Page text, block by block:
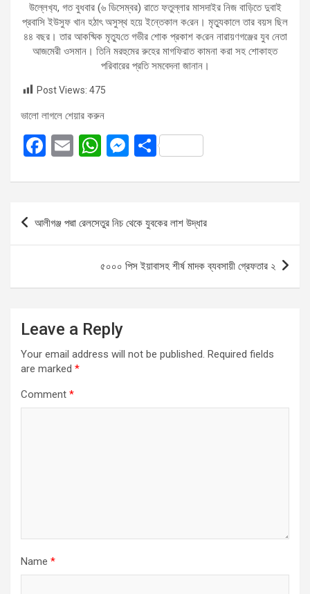
উল্লেখ‌্য, গত বুধবার (৬ ডিসেম্বর) রাতে ফতুল্লার মাসদাইর নিজ বাড়িতে দুবাই
প্রবাসি ইউসুফ খান হঠাৎ অসুস্থ হয়ে ইন্তেকাল ক‌রেন। মৃত্যুকালে তার বয়স ছিল
৪৪ বছর। তার আক‌ষ্মিক মৃত‌্যু‌তে গভীর শোক প্রকাশ ক‌রেন নারায়ণগঞ্জের যুব নেতা
আজমেরী ওসমান। তি‌নি মরহুমের রুহের মাগফিরাত কামনা করা সহ শোকাহত
পরিবারের প্রতি সমবেদনা জানান।
Post Views: 475
ভালো লাগলে শেয়ার করুন
F
ce
b
o
E
ail
W
at
A
p
M
se
g
er
S
ar
Post
আলীগঞ্জ পদ্মা রেলসেতুর নিচ থেকে যুবকের লাশ উদ্ধার
৫০০০ পিস ইয়াবাসহ শীর্ষ মাদক ব্যবসায়ী গ্রেফতার ২
Leave a Reply
Your email address will not be published. Required fields
are marked *
Comment *
Name *